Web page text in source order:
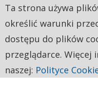
Ta strona używa
określić warunki
dostępu do plików
przeglądarce. Więcej
naszej: Polityce